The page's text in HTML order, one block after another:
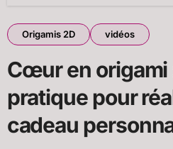
Origamis 2D vidéos
Cœur en origami
pratique pour
cadeau